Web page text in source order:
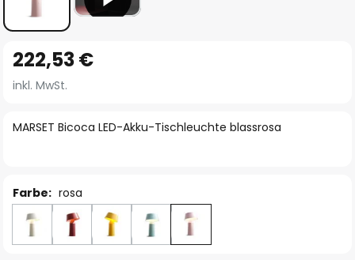
Anfang
der
springen
MARSET Bicoca LED-Akku-Tischleuchte blassrosa
222,53 €
inkl. MwSt.
Farbe: rosa